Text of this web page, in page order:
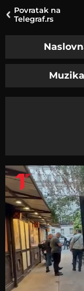
Povratak na
Telegraf.rs
Muzika